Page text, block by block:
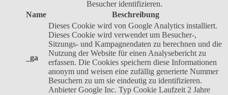
Besucher identifizieren.
Name
Beschreibung
_ga
Dieses Cookie wird von Google Analytics installiert.
Dieses Cookie wird verwendet um Besucher-,
Sitzungs- und Kampagnendaten zu berechnen und die
Nutzung der Website für einen Analysebericht zu
erfassen. Die Cookies speichern diese Informationen
anonym und weisen eine zufällig generierte Nummer
Besuchern zu um sie eindeutig zu identifizieren.
Anbieter Google Inc. Typ Cookie Laufzeit 2 Jahre